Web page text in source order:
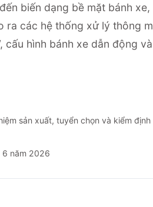
biến dạng bề mặt bánh
các hệ thống xử lý thông
hình bánh xe dẫn động
sản xuất, tuyển chọn và kiểm
6 năm 2026